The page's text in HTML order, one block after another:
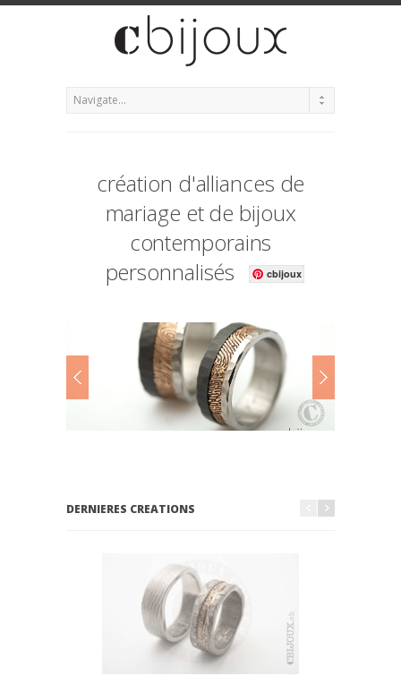
création d'alliances de
mariage et de bijoux
contemporains
personnalisés
cbijoux
DERNIERES CREATIONS